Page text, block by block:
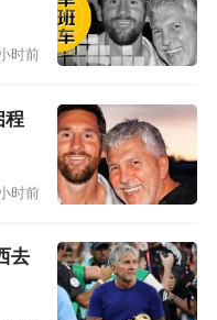
，留给他的磨合时
确认内马尔想要赶
棘密布。
/ 克雷尔、蒂亚戈
尼耶）/ 德拉克斯
尼（82’舒波•莫
时前
程
时前
去